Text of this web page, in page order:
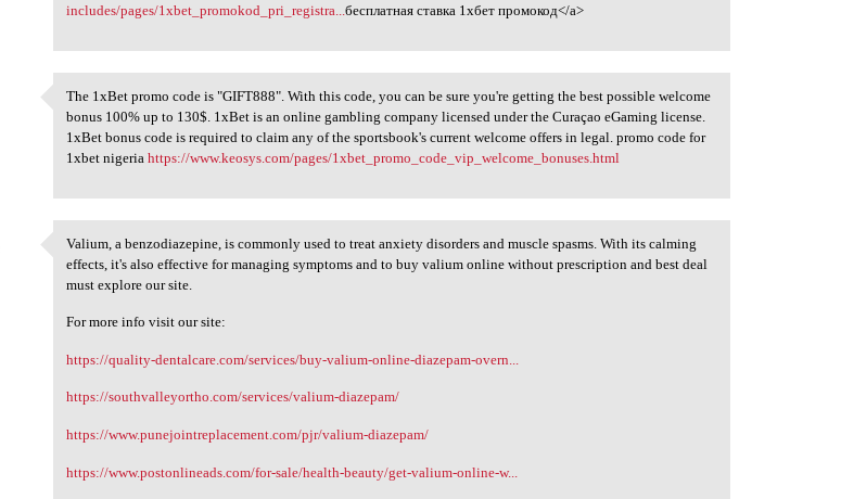
includes/pages/1xbet_promokod_pri_registra...бесплатная ставка 1хбет промокод</a>
The 1xBet promo code is
The 1xBet promo code is "GIFT888". With this code, you can be sure you're getting the best possible welcome
bonus 100% up to 130$. 1xBet is an online gambling company licensed under the Curaçao eGaming license.
1xBet bonus code is required to claim any of the sportsbook's current welcome offers in legal. promo code for
1xbet nigeriahttps://www.keosys.com/pages/1xbet_promo_code_vip_welcome_bonuses.html
Valium, a benzodiazepine, is
Valium, a benzodiazepine, is commonly used to treat anxiety disorders and muscle spasms. With its calming
effects, it's also effective for managing symptoms and to buy valium online without prescription and best deal
must explore our site.
For more info visit our site:
https://quality-dentalcare.com/services/buy-valium-online-diazepam-overn...
https://southvalleyortho.com/services/valium-diazepam/
https://www.punejointreplacement.com/pjr/valium-diazepam/
https://www.postonlineads.com/for-sale/health-beauty/get-valium-online-w...